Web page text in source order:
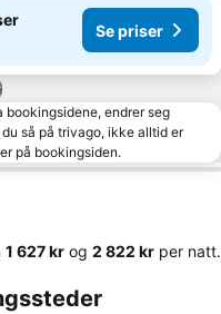
Se priser
endrer seg
så på trivago, ikke alltid er
på bookingsiden.
‎1 627 kr og ‎2 822 kr per natt.